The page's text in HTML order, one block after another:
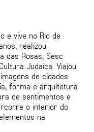
e vive no Rio de
realizou
das Rosas, Sesc
Judaica. Viajou
de cidades
forma e arquitetura
de sentimentos e
o interior do
na